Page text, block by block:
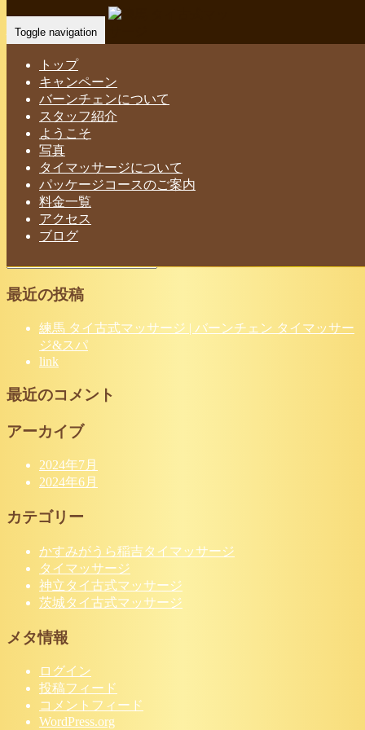
Toggle navigation
トップ
キャンペーン
バーンチェンについて
スタッフ紹介
ようこそ
写真
タイマッサージについて
パッケージコースのご案内
料金一覧
アクセス
ブログ
バーンチェン タイマッサージ&スパ｜
練馬 タイ古式マッサージ
--バーン…
バーンチェン タイマッサージ&スパ｜練馬 タイ古式マッサ
ージ
最近の投稿
練馬 タイ古式マッサージ | バーンチェン タイマッサー
ジ&スパ
link
最近のコメント
アーカイブ
2024年7月
2024年6月
カテゴリー
かすみがうら稲吉タイマッサージ
タイマッサージ
神立タイ古式マッサージ
茨城タイ古式マッサージ
メタ情報
ログイン
投稿フィード
コメントフィード
WordPress.org